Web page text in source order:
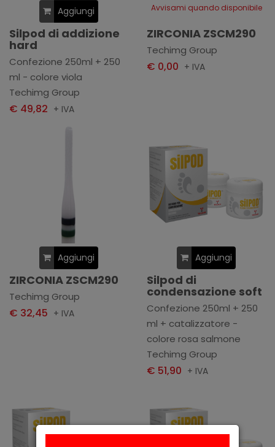
Aggiungi
Silpod di addizione
hard
Confezione 250ml + 250
ml - colore viola
Techimg Group
€ 49,82 + IVA
Avvisami quando disponibile
ZIRCONIA ZSCM290
Techimg Group
€ 0,00 + IVA
Aggiungi
ZIRCONIA ZSCM290
Techimg Group
€ 32,45 + IVA
Aggiungi
Silpod di
condensazione soft
Confezione 250ml + 250
ml + catalizzatore -
colore rosa salmone
Techimg Group
€ 51,90 + IVA